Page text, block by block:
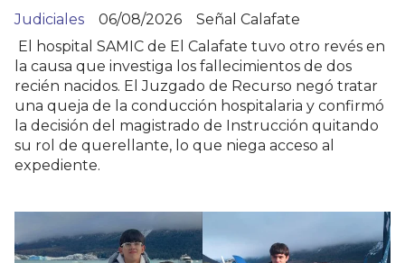
Señal Calafate
Judiciales
06/08/2026
El hospital SAMIC de El Calafate tuvo otro revés en
la causa que investiga los fallecimientos de dos
recién nacidos. El Juzgado de Recurso negó tratar
una queja de la conducción hospitalaria y confirmó
la decisión del magistrado de Instrucción quitando
su rol de querellante, lo que niega acceso al
expediente.